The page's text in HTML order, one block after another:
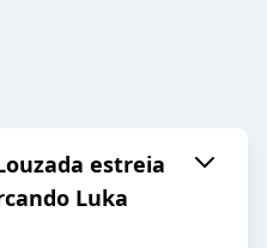
estreia
Luka